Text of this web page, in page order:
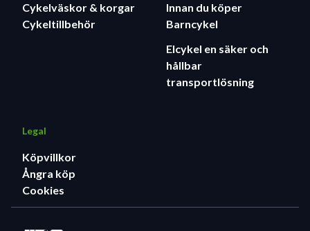
Cykelväskor & korgar
Cykeltillbehör
Innan du köper
Barncykel
Elcykel en säker och
hållbar
transportlösning
Legal
Köpvillkor
Ångra köp
Cookies